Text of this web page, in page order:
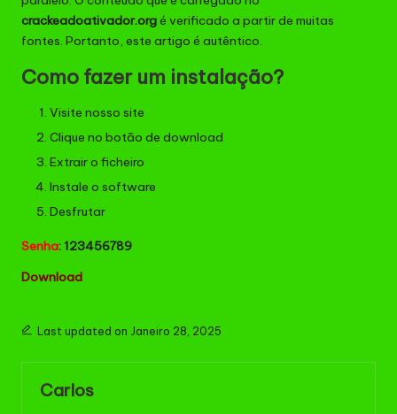
crackeadoativador.orgé verificado a partir de muitas
fontes. Portanto, este artigo é autêntico.
Como fazer um instalação?
Visite nosso site
Clique no botão de download
Extrair o ficheiro
Instale o software
Desfrutar
Senha: 123456789
Download
Last updated on Janeiro 28, 2025
Carlos